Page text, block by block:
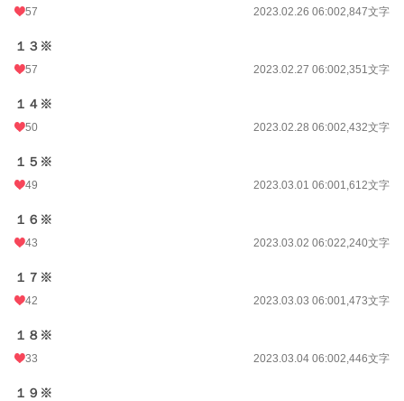
57 2023.02.26 06:002,847文字
１３※
57 2023.02.27 06:002,351文字
１４※
50 2023.02.28 06:002,432文字
１５※
49 2023.03.01 06:001,612文字
１６※
43 2023.03.02 06:022,240文字
１７※
42 2023.03.03 06:001,473文字
１８※
33 2023.03.04 06:002,446文字
１９※